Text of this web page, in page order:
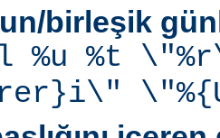
birleşik
%u %t